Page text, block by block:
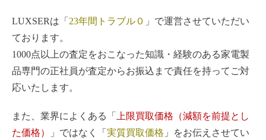
LUXSERは「 23年間トラブル０ 」で運営させていただい
ております。
1000点以上の査定をおこなった知識・経験のある家電製
品専門の正社員が査定からお振込まで責任を持ってご対
応いたします。
また、業界によくある「
上限買取価格（減額を前提とし
た価格）
」ではなく「 実質買取価格 」をお伝えさせてい